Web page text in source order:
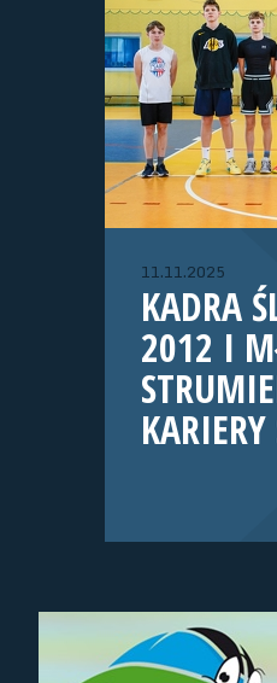
11.11.2025
KADRA
2012 I